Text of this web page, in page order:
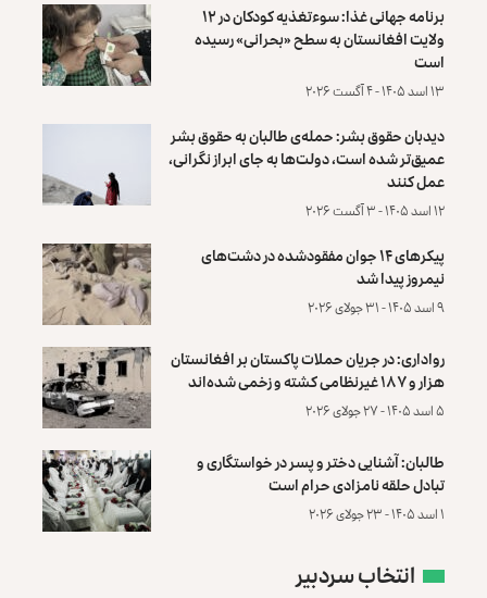
برنامه جهانی غذا: سوءتغذیه کودکان در ۱۲
ولایت افغانستان به سطح «بحرانی» رسیده
است
۱۳ اسد ۱۴۰۵ - ۴ آگست ۲۰۲۶
دیدبان حقوق بشر: حمله‌ی طالبان به حقوق بشر
عمیق‌تر شده است، دولت‌ها به جای ابراز نگرانی،
عمل کنند
۱۲ اسد ۱۴۰۵ - ۳ آگست ۲۰۲۶
پیکرهای ۱۴ جوان مفقودشده در دشت‌های
نیمروز پیدا شد
۹ اسد ۱۴۰۵ - ۳۱ جولای ۲۰۲۶
رواداری: در جریان حملات پاکستان بر افغانستان
هزار و ۱۸۷ غیرنظامی کشته و زخمی شده‌اند
۵ اسد ۱۴۰۵ - ۲۷ جولای ۲۰۲۶
طالبان: آشنایی دختر و پسر در خواستگاری و
تبادل حلقه نامزادی حرام است
۱ اسد ۱۴۰۵ - ۲۳ جولای ۲۰۲۶
انتخاب سردبیر